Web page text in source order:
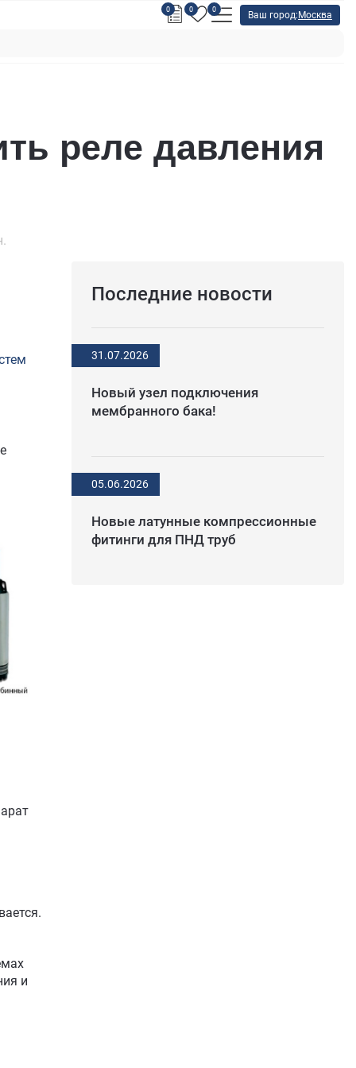
0 0 0
Ваш город: Москва
реле давления
и
Последние новости
31.07.2026
Новый узел подключения
мембранного бака!
05.06.2026
Новые латунные компрессионные
фитинги для ПНД труб